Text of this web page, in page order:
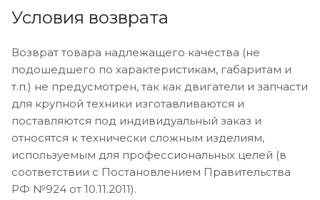
Условия возврата
Возврат товара надлежащего качества (не
подошедшего по характеристикам, габаритам и
т.п.) не предусмотрен, так как двигатели и запчасти
для крупной техники изготавливаются и
поставляются под индивидуальный заказ и
относятся к технически сложным изделиям,
используемым для профессиональных целей (в
соответствии с Постановлением Правительства
РФ №924 от 10.11.2011).